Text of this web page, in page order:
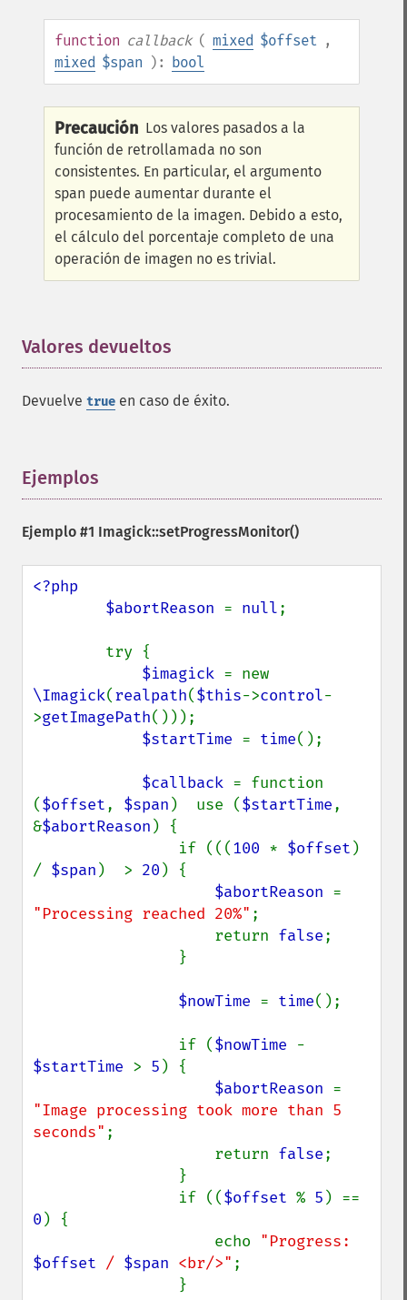
function callback ( mixed $offset ,
mixed $span ): bool
Precaución Los valores pasados a la
función de retrollamada no son
consistentes. En particular, el argumento
span puede aumentar durante el
procesamiento de la imagen. Debido a esto,
el cálculo del porcentaje completo de una
operación de imagen no es trivial.
Valores devueltos
Devuelve true en caso de éxito.
Ejemplos
Ejemplo #1 Imagick::setProgressMonitor()
<?php
        $abortReason
= null;
$imagick
\Imagick(realpath($this->control-
>getImagePath()));
$startTime = time();
$callback = function
($offset, $span )  use ($startTime,
&$abortReason ) {
                if (((
100 * $offset )
/ $span )  > 20 ) {
$abortReason
"Processing reached 20%" ;
                    return
false;
$nowTime = time();
                if (
$nowTime
$startTime > 5 ) {
$abortReason
"Image processing took more than 5
seconds" ;
                    return
false;
                if ((
$offset % 5
0 ) {
                    echo
$offset / $span <br/>" ;
clipImagePath
clipPathImage
colorizeImage
colorMatrixImage
combineImages
commentImage
compareImageChannels
compareImageLayers
compareImages
contrastStretchImage
cropImage
cycleColormapImage
deleteImageArtifact
deskewImage
despeckleImage
displayImage
distortImage
drawImage
enhanceImage
equalizeImage
exportImagePixels
flipImage
gammaImage
getColorspace
getCompression
getFont
getGravity